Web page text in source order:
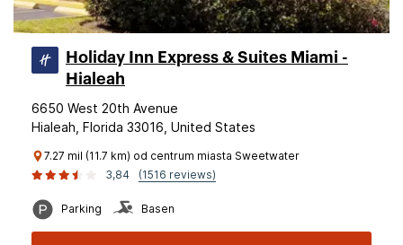
Holiday Inn Express & Suites Miami -
Hialeah
6650 West 20th Avenue
Hialeah, Florida 33016, United States
7.27 mil (11.7 km) od centrum miasta Sweetwater
3,84
(1516 reviews)
Parking Basen